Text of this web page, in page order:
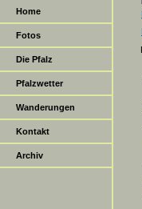
Home
Fotos
Die Pfalz
Pfalzwetter
Wanderungen
Kontakt
Archiv